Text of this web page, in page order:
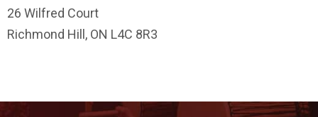
26 Wilfred Court
Richmond Hill, ON L4C 8R3